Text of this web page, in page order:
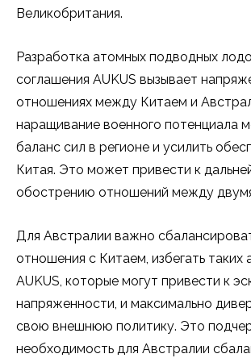
Великобритания.
Разработка атомных подводных
соглашения AUKUS вызывает
отношениях между Китаем и
наращивание военного потенциала
баланс сил в регионе и усилить
Китая. Это может привести к
обострению отношений между
Для Австралии важно
отношения с Китаем, избегать таких
AUKUS, которые могут привести к
напряженности, и максимально
свою внешнюю политику. Это
необходимость для Австралии